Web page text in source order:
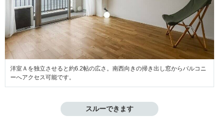
洋室Ａを独立させると約6.2帖の広さ。南西向きの掃き出し窓からバルコニ
ーへアクセス可能です。
スルーできます